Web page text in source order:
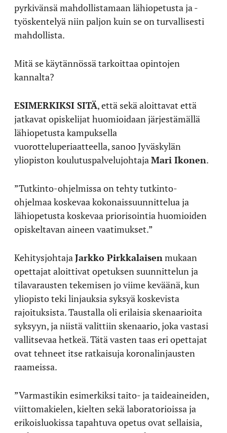
pyrkivänsä mahdollistamaan lähiopetusta ja -
työskentelyä niin paljon kuin se on turvallisesti
mahdollista.
Mitä se käytännössä tarkoittaa opintojen
kannalta?
ESIMERKIKSI SITÄ, että sekä aloittavat että
jatkavat opiskelijat huomioidaan järjestämällä
lähiopetusta kampuksella
vuorotteluperiaatteella, sanoo Jyväskylän
yliopiston koulutuspalvelujohtajaMari Ikonen.
”Tutkinto-ohjelmissa on tehty tutkinto-
ohjelmaa koskevaa kokonaissuunnittelua ja
lähiopetusta koskevaa priorisointia huomioiden
opiskeltavan aineen vaatimukset.”
KehitysjohtajaJarkko Pirkkalaisenmukaan
opettajat aloittivat opetuksen suunnittelun ja
tilavarausten tekemisen jo viime keväänä, kun
yliopisto teki linjauksia syksyä koskevista
rajoituksista. Taustalla oli erilaisia skenaarioita
syksyyn, ja niistä valittiin skenaario, joka vastasi
vallitsevaa hetkeä. Tätä vasten taas eri opettajat
ovat tehneet itse ratkaisuja koronalinjausten
raameissa.
”Varmastikin esimerkiksi taito- ja taideaineiden,
viittomakielen, kielten sekä laboratorioissa ja
erikoisluokissa tapahtuva opetus ovat sellaisia,